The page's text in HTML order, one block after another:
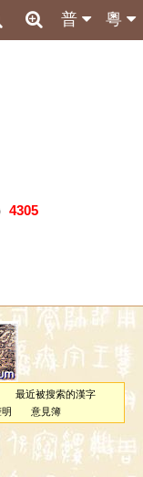
粵
普
4305
最近被搜索的漢字
意見簿